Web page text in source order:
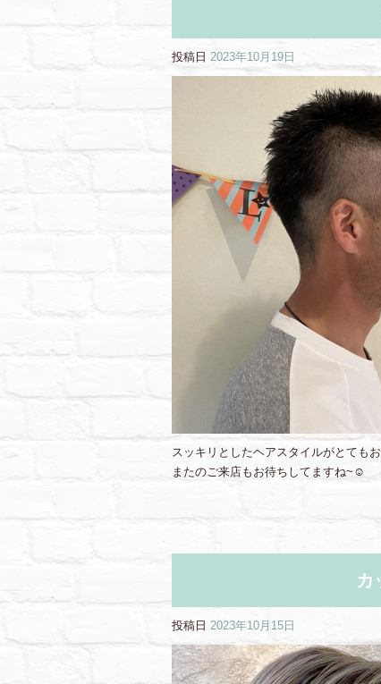
投稿日 2023年10月19日
スッキリとしたヘアスタイルがとても
またのご来店もお待ちしてますね~☺︎
カ
投稿日 2023年10月15日